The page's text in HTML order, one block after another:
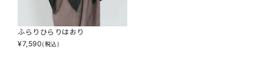
ふらりひらりはおり
¥7,590(税込)